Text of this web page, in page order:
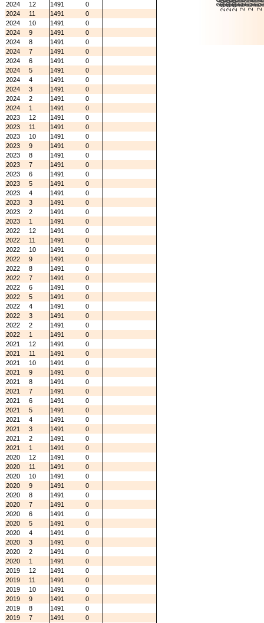
2024
12 1491
0
2024
11 1491
0
2024
10 1491
0
2024
9 1491
0
2024
8 1491
0
2024
7 1491
0
2024
6 1491
0
2024
5 1491
0
2024
4 1491
0
2024
3 1491
0
2024
2 1491
0
2024
1 1491
0
2023
12 1491
0
2023
11 1491
0
2023
10 1491
0
2023
9 1491
0
2023
8 1491
0
2023
7 1491
0
2023
6 1491
0
2023
5 1491
0
2023
4 1491
0
2023
3 1491
0
2023
2 1491
0
2023
1 1491
0
2022
12 1491
0
2022
11 1491
0
2022
10 1491
0
2022
9 1491
0
2022
8 1491
0
2022
7 1491
0
2022
6 1491
0
2022
5 1491
0
2022
4 1491
0
2022
3 1491
0
2022
2 1491
0
2022
1 1491
0
2021
12 1491
0
2021
11 1491
0
2021
10 1491
0
2021
9 1491
0
2021
8 1491
0
2021
7 1491
0
2021
6 1491
0
2021
5 1491
0
2021
4 1491
0
2021
3 1491
0
2021
2 1491
0
2021
1 1491
0
2020
12 1491
0
2020
11 1491
0
2020
10 1491
0
2020
9 1491
0
2020
8 1491
0
2020
7 1491
0
2020
6 1491
0
2020
5 1491
0
2020
4 1491
0
2020
3 1491
0
2020
2 1491
0
2020
1 1491
0
2019
12 1491
0
2019
11 1491
0
2019
10 1491
0
2019
9 1491
0
2019
8 1491
0
2019
7 1491
0